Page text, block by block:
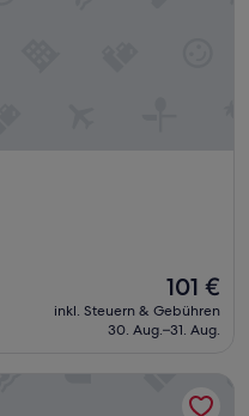
Der
Preis
beträgt
101 €
inkl. Steuern & Gebühren
30. Aug.–31. Aug.